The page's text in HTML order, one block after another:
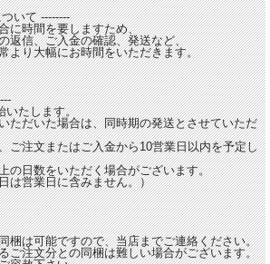
いて --------
に時間を要しますため、
返信、ご入金の確認、発送など、
より大幅にお時間をいただきます。
いたします。
ただいた場合は、同時期の発送とさせていただ
ご注文またはご入金から10営業日以内を予定し
の日数をいただく場合がございます。
は営業日に含みません。）
梱は可能ですので、当店までご連絡ください。
ご注文分との同梱は難しい場合がございます。